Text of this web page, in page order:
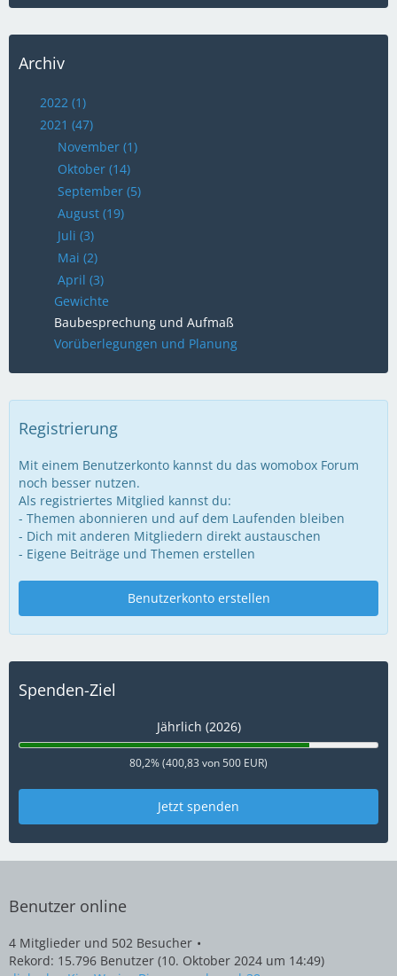
Archiv
2022 (1)
2021 (47)
November (1)
Oktober (14)
September (5)
August (19)
Juli (3)
Mai (2)
April (3)
Gewichte
Baubesprechung und Aufmaß
Vorüberlegungen und Planung
Registrierung
Mit einem Benutzerkonto kannst du das womobox Forum
noch besser nutzen.
Als registriertes Mitglied kannst du:
- Themen abonnieren und auf dem Laufenden bleiben
- Dich mit anderen Mitgliedern direkt austauschen
- Eigene Beiträge und Themen erstellen
Benutzerkonto erstellen
Spenden-Ziel
Jährlich (2026)
80,2% (400,83 von 500 EUR)
Jetzt spenden
Benutzer online
4 Mitglieder und 502 Besucher
Rekord: 15.796 Benutzer (10. Oktober 2024 um 14:49)